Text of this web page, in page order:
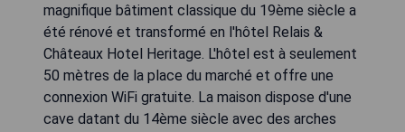
magnifique bâtiment classique du 19ème siècle a
été rénové et transformé en l'hôtel Relais &
Châteaux Hotel Heritage. L'hôtel est à seulement
50 mètres de la place du marché et offre une
connexion WiFi gratuite. La maison dispose d'une
cave datant du 14ème siècle avec des arches